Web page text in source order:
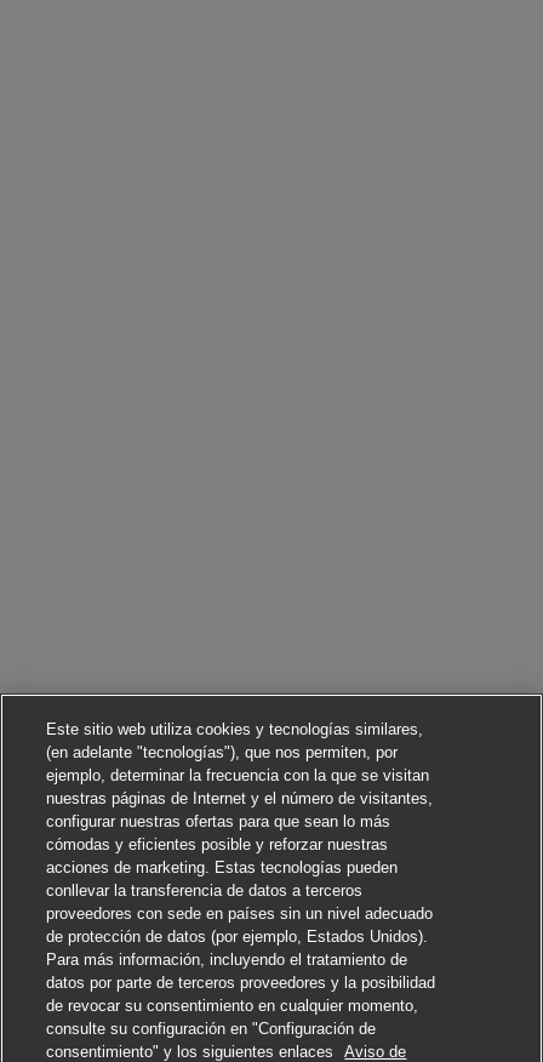
Solicitar
Este sitio web utiliza cookies y tecnologías similares,
(en adelante "tecnologías"), que nos permiten, por
ejemplo, determinar la frecuencia con la que se visitan
nuestras páginas de Internet y el número de visitantes,
configurar nuestras ofertas para que sean lo más
cómodas y eficientes posible y reforzar nuestras
acciones de marketing. Estas tecnologías pueden
conllevar la transferencia de datos a terceros
proveedores con sede en países sin un nivel adecuado
de protección de datos (por ejemplo, Estados Unidos).
Para más información, incluyendo el tratamiento de
datos por parte de terceros proveedores y la posibilidad
de revocar su consentimiento en cualquier momento,
consulte su configuración en "Configuración de
consentimiento" y los siguientes enlaces
Aviso de